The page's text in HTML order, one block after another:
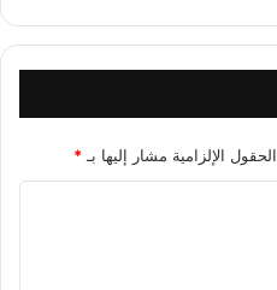
الحقول الإلزامية مشار إليها بـ *